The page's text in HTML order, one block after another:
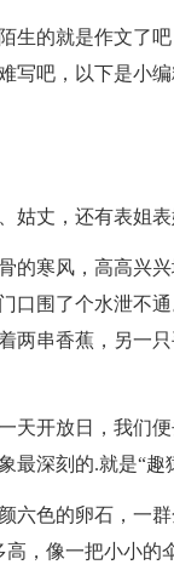
生的就是作文了
吧，以下是小
姑丈，还有表姐
的寒风，高高兴
口围了个水泄不
两串香蕉，另一
天开放日，我们
深刻的.就是“趣
六色的卵石，一
，像一把小小的